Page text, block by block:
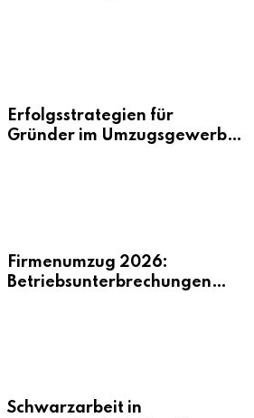
Erfolgsstrategien für
Gründer im Umzugsgewerbe
Firmenumzug 2026:
Betriebsunterbrechungen
Schwarzarbeit in